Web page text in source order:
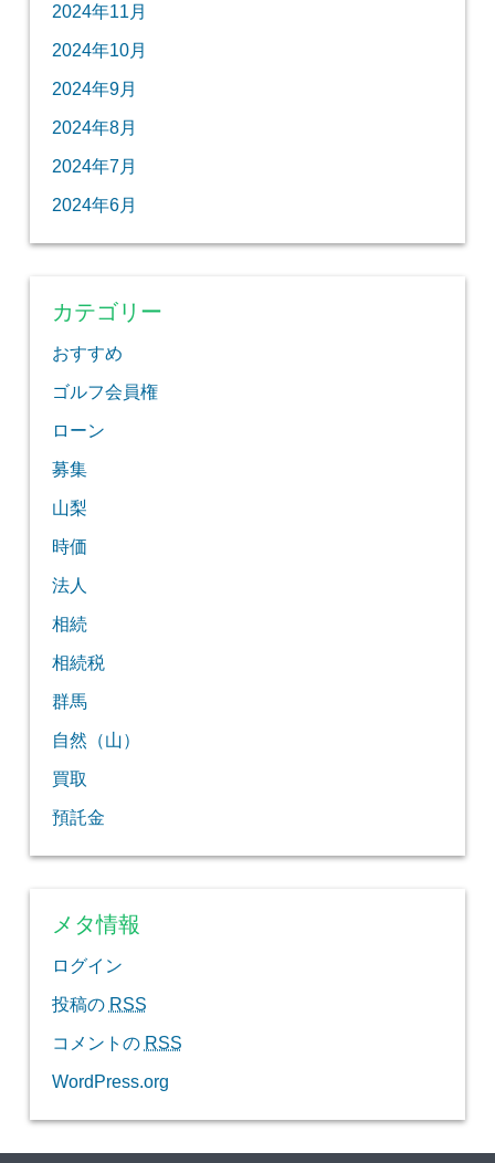
2024年11月
2024年10月
2024年9月
2024年8月
2024年7月
2024年6月
カテゴリー
おすすめ
ゴルフ会員権
ローン
募集
山梨
時価
法人
相続
相続税
群馬
自然（山）
買取
預託金
メタ情報
ログイン
投稿の RSS
コメントの RSS
WordPress.org